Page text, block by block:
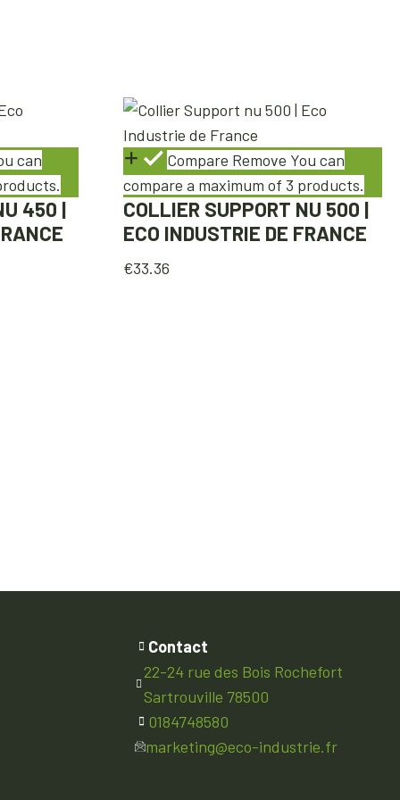
can
450 |
Compare Remove You can
compare a maximum of 3 products.
COLLIER SUPPORT NU 500 |
ECO INDUSTRIE DE FRANCE
€33.36
Contact
22-24 rue des Bois Rochefort
Sartrouville 78500
0184748580
marketing@eco-industrie.fr